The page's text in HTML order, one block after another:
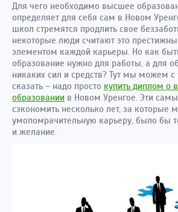
Для чего необходимо высшее
определяет для себя сам в Новом
школ стремятся продлить свое
некоторые люди считают это
элементом каждой карьеры. Но как
образование нужно для работы, а для
никаких сил и средств? Тут мы можем с
сказать – надо просто купить диплом о
образовании в Новом Уренгое. Эти
сэкономить несколько лет, за которые
умопомрачительную карьеру, было бы
и желание.